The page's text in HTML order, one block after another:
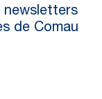
newsletters
de Comau